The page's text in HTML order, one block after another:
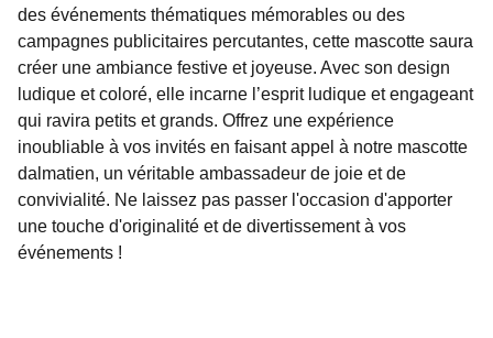
des événements thématiques mémorables ou des
campagnes publicitaires percutantes, cette mascotte saura
créer une ambiance festive et joyeuse. Avec son design
ludique et coloré, elle incarne l’esprit ludique et engageant
qui ravira petits et grands. Offrez une expérience
inoubliable à vos invités en faisant appel à notre mascotte
dalmatien, un véritable ambassadeur de joie et de
convivialité. Ne laissez pas passer l'occasion d'apporter
une touche d'originalité et de divertissement à vos
événements !